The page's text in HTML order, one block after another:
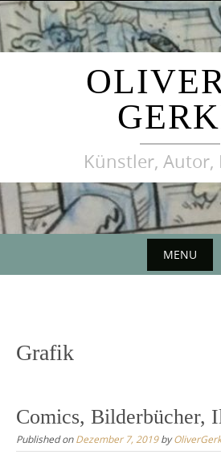
Skip
to
content
Künstler, Autor,
MENU
Grafik
Comics, Bilderbücher,
Published onDezember 7, 2019by